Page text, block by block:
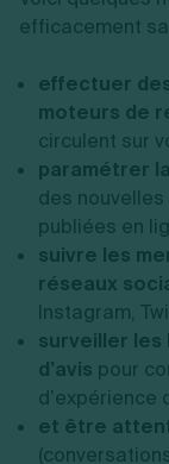
efficacement
effectuer
moteurs de
circulent sur
paramétrer
des
publiées en
suivre les
réseaux
Instagram,
surveiller les
d’avis pour
d’expérience
et être